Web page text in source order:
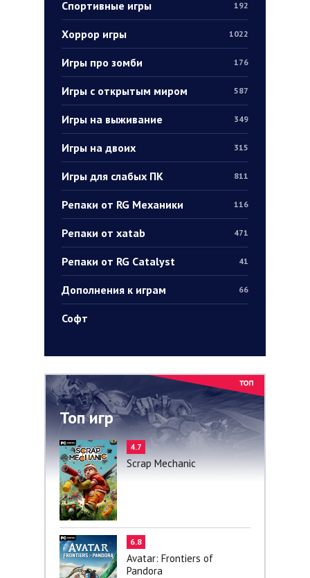
Спортивные игры 192
Хоррор игры 1022
Игры про зомби 176
Игры с открытым миром 587
Игры на выживание 349
Игры на двоих 315
Игры для слабых ПК 811
Репаки от RG Механики 116
Репаки от xatab 471
Репаки от RG Catalyst 41
Дополнения к играм 66
Софт
Топ игр
4.7
Scrap Mechanic
6.8
Avatar: Frontiers of
Pandora